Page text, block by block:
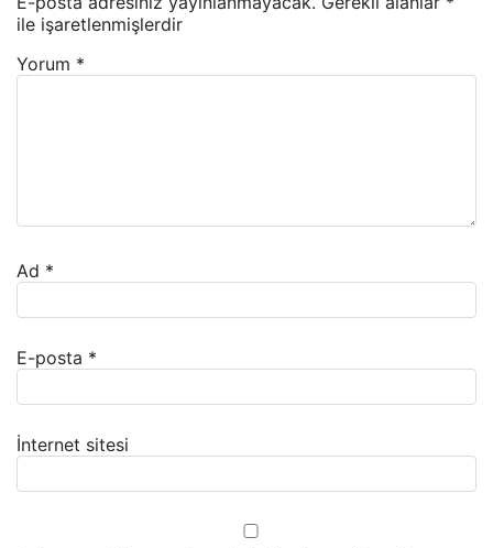
ile işaretlenmişlerdir
Yorum *
Ad *
E-posta *
İnternet sitesi